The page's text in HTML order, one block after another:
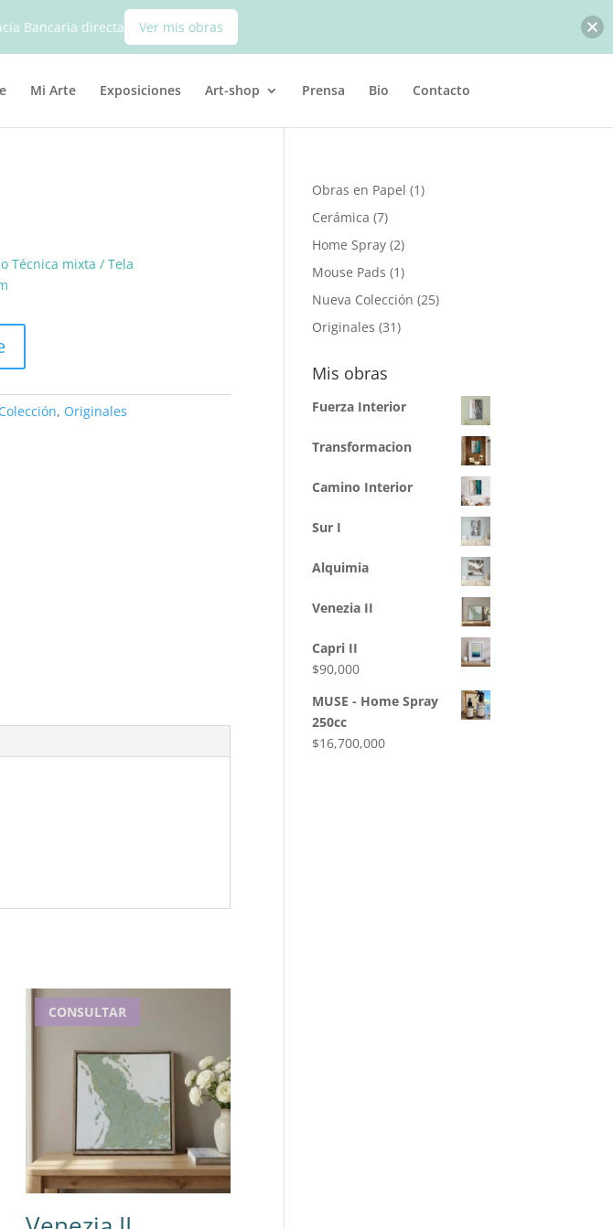
Mi Arte Exposiciones Art-shop Prensa Bio Contacto
Técnica mixta / Tela
, Originales
CONSULTAR
Obras en Papel 11
Cerámica 77
productos
Home Spray 22
productos
Mouse Pads 11
producto
Nueva Colección 2525
Originales 3131
Mis obras
Fuerza Interior
Transformacion
Camino Interior
Sur I
Alquimia
Venezia II
Capri II
$90,000
MUSE - Home Spray
250cc
$16,700,000
Bancaria directa Ver mis obras